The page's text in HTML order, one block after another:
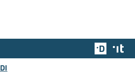
Team